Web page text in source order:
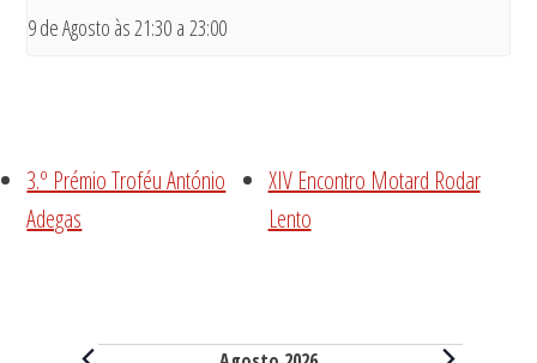
9 de Agosto às 21:30 a 23:00
3.º Prémio Troféu António
Adegas
XIV Encontro Motard Rodar
Lento